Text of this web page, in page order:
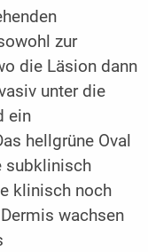
zur
die Läsion dann
unter die
ein
hellgrüne Oval
subklinisch
klinisch noch
wachsen